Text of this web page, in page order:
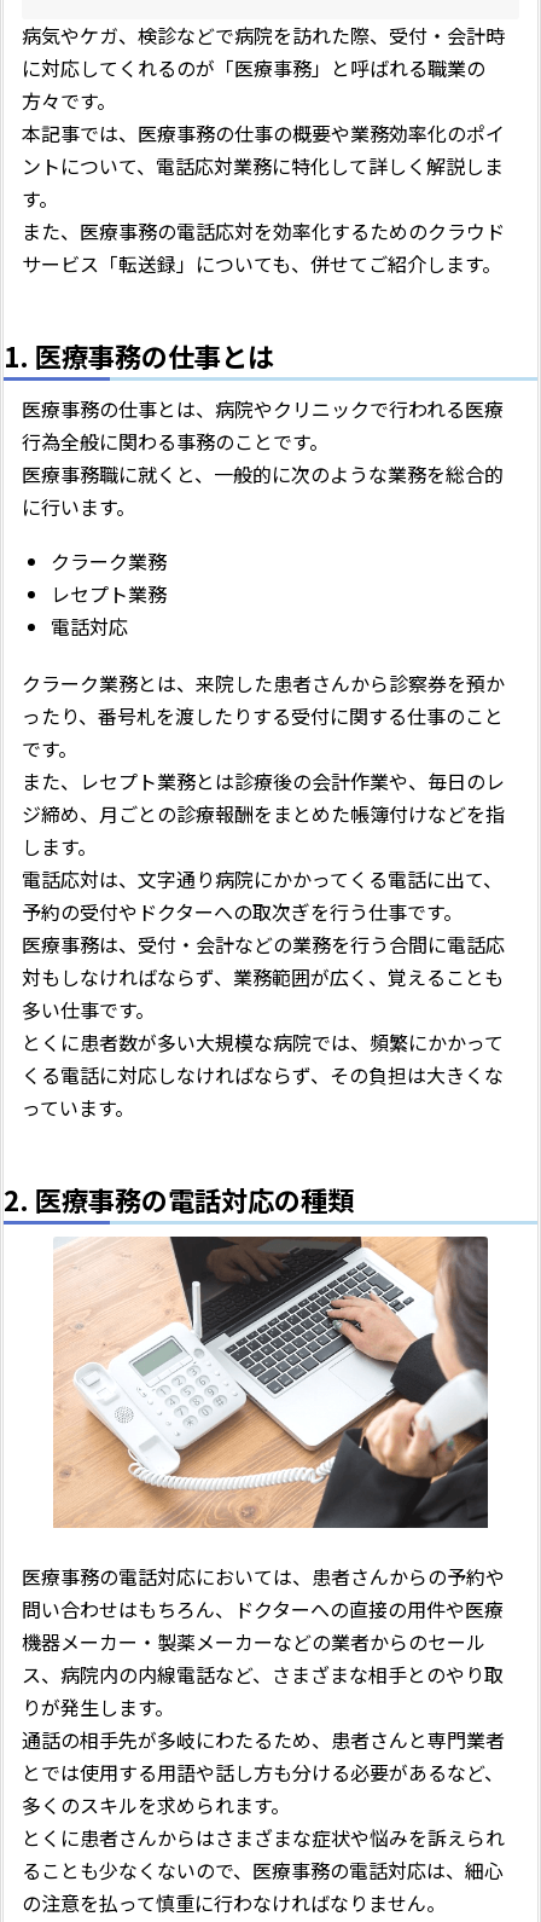
病気やケガ、検診などで病院を訪れた際、受付・会計時
に対応してくれるのが「医療事務」と呼ばれる職業の
方々です。
本記事では、医療事務の仕事の概要や業務効率化のポイ
ントについて、電話応対業務に特化して詳しく解説しま
す。
また、医療事務の電話応対を効率化するためのクラウド
サービス「転送録」についても、併せてご紹介します。
1. 医療事務の仕事とは
医療事務の仕事とは、病院やクリニックで行われる医療
行為全般に関わる事務のことです。
医療事務職に就くと、一般的に次のような業務を総合的
に行います。
クラーク業務
レセプト業務
電話対応
クラーク業務とは、来院した患者さんから診察券を預か
ったり、番号札を渡したりする受付に関する仕事のこと
です。
また、レセプト業務とは診療後の会計作業や、毎日のレ
ジ締め、月ごとの診療報酬をまとめた帳簿付けなどを指
します。
電話応対は、文字通り病院にかかってくる電話に出て、
予約の受付やドクターへの取次ぎを行う仕事です。
医療事務は、受付・会計などの業務を行う合間に電話応
対もしなければならず、業務範囲が広く、覚えることも
多い仕事です。
とくに患者数が多い大規模な病院では、頻繁にかかって
くる電話に対応しなければならず、その負担は大きくな
っています。
2. 医療事務の電話対応の種類
医療事務の電話対応においては、患者さんからの予約や
問い合わせはもちろん、ドクターへの直接の用件や医療
機器メーカー・製薬メーカーなどの業者からのセール
ス、病院内の内線電話など、さまざまな相手とのやり取
りが発生します。
通話の相手先が多岐にわたるため、患者さんと専門業者
とでは使用する用語や話し方も分ける必要があるなど、
多くのスキルを求められます。
とくに患者さんからはさまざまな症状や悩みを訴えられ
ることも少なくないので、医療事務の電話対応は、細心
の注意を払って慎重に行わなければなりません。